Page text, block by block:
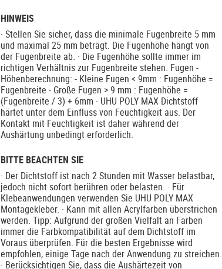
HINWEIS
· Stellen Sie sicher, dass die minimale Fugenbreite 5 mm
und maximal 25 mm beträgt. Die Fugenhöhe hängt von
der Fugenbreite ab. · Die Fugenhöhe sollte immer im
richtigen Verhältnis zur Fugenbreite stehen. Fugen -
Höhenberechnung: - Kleine Fugen < 9mm : Fugenhöhe =
Fugenbreite - Große Fugen > 9 mm : Fugenhöhe =
(Fugenbreite / 3) + 6mm · UHU POLY MAX Dichtstoff
härtet unter dem Einfluss von Feuchtigkeit aus. Der
Kontakt mit Feuchtigkeit ist daher während der
Aushärtung unbedingt erforderlich.
BITTE BEACHTEN SIE
· Der Dichtstoff ist nach 2 Stunden mit Wasser belastbar,
jedoch nicht sofort berühren oder belasten. · Für
Klebeanwendungen verwenden Sie UHU POLY MAX
Montagekleber. · Kann mit allen Acrylfarben überstrichen
werden. Tipp: Aufgrund der großen Vielfalt an Farben
immer die Farbkompatibilität auf dem Dichtstoff im
Voraus überprüfen. Für die besten Ergebnisse wird
empfohlen, einige Tage nach der Anwendung zu streichen.
· Berücksichtigen Sie, dass die Aushärtezeit von